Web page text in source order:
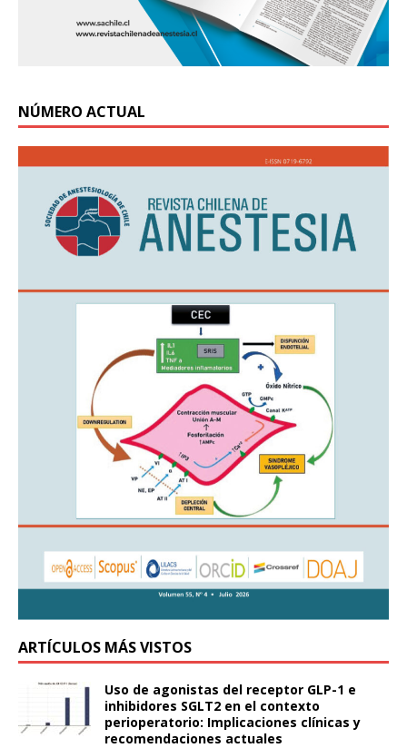
NÚMERO ACTUAL
ARTÍCULOS MÁS VISTOS
Uso de agonistas del receptor GLP-1 e
inhibidores SGLT2 en el contexto
perioperatorio: Implicaciones clínicas y
recomendaciones actuales